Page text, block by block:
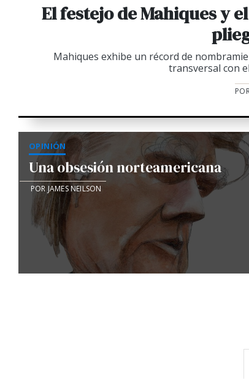
El festejo de Mahiques y
Mahiques exhibe un récord de
transversal con
OPINIÓN
Una obsesión norteamericana
POR JAMES NEILSON